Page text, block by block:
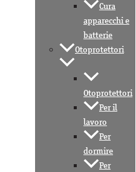
Cura
apparecchi e
batterie
Otoprotettori
Otoprotettori
Per il
lavoro
Per
dormire
Per